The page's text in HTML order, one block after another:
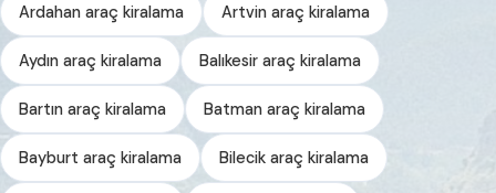
Ardahan araç kiralama Artvin araç kiralama
Aydın araç kiralama Balıkesir araç kiralama
Bartın araç kiralama Batman araç kiralama
Bayburt araç kiralama Bilecik araç kiralama